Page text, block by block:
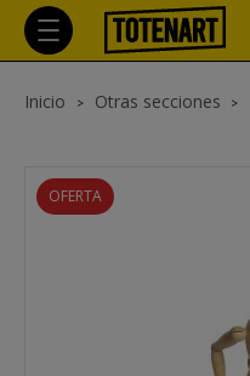
Inicio Otras secciones
OFERTA